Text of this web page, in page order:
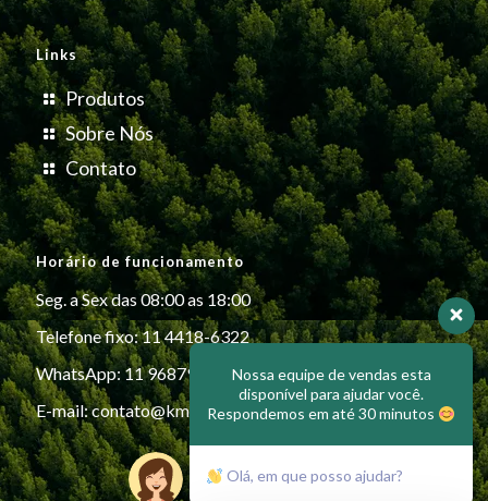
Links
Produtos
Sobre Nós
Contato
Horário de funcionamento
Seg. a Sex das 08:00 as 18:00
Telefone fixo: 11 4418-6322
WhatsApp: 11 96879-6999
E-mail:contato@kmiplasticos.com.br
Nossa equipe de vendas esta
disponível para ajudar você.
Respondemos em até 30 minutos
Olá, em que posso ajudar?